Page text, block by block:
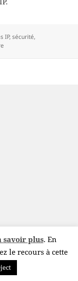
IP,sécurité,
savoir plus. En
le recours à cette